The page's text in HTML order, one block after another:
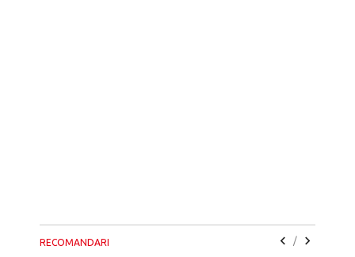
RECOMANDARI /